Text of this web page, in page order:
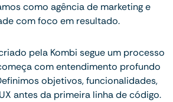
como agência de marketing e
com foco em resultado.
pela Kombi segue um processo
com entendimento profundo
objetivos, funcionalidades,
antes da primeira linha de código.